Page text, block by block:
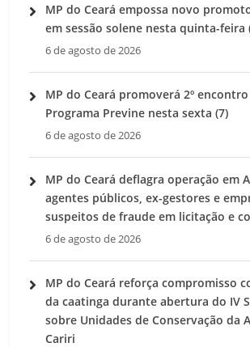
MP do Ceará empossa novo
em sessão solene nesta quinta-feira
6 de agosto de 2026
MP do Ceará promoverá 2º
Programa Previne nesta sexta (7)
6 de agosto de 2026
MP do Ceará deflagra operação em
agentes públicos, ex-gestores e
suspeitos de fraude em licitação e
6 de agosto de 2026
MP do Ceará reforça compromisso
da caatinga durante abertura do IV
sobre Unidades de Conservação da
Cariri